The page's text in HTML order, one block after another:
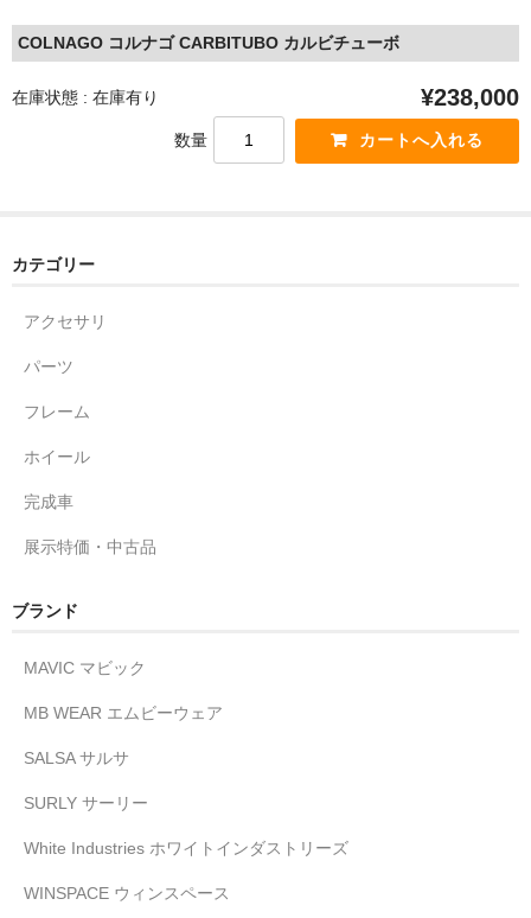
COLNAGO コルナゴ CARBITUBO カルビチューボ
在庫状態 : 在庫有り ¥238,000
数量
カテゴリー
アクセサリ
パーツ
フレーム
ホイール
完成車
展示特価・中古品
ブランド
MAVIC マビック
MB WEAR エムビーウェア
SALSA サルサ
SURLY サーリー
White Industries ホワイトインダストリーズ
WINSPACE ウィンスペース